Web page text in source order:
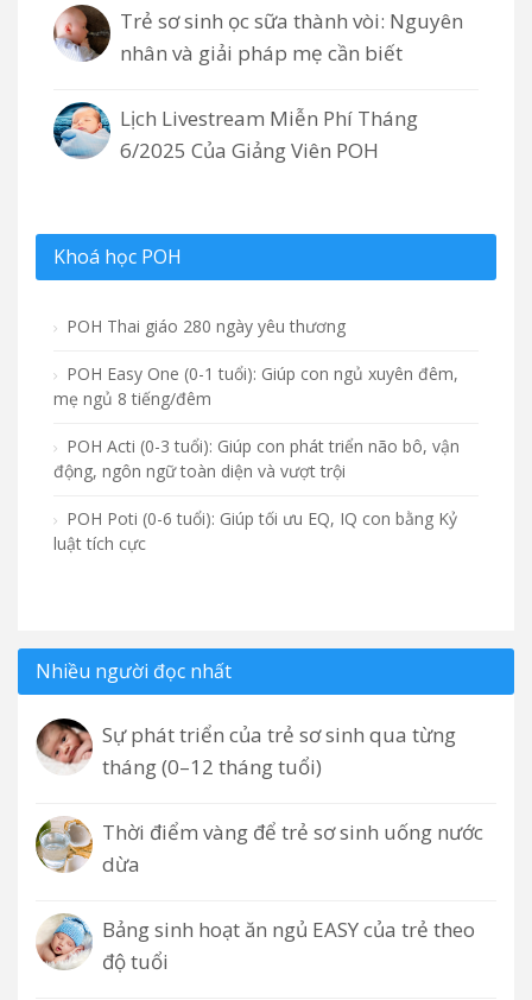
Trẻ sơ sinh ọc sữa thành vòi: Nguyên
nhân và giải pháp mẹ cần biết
Lịch Livestream Miễn Phí Tháng
6/2025 Của Giảng Viên POH
Khoá học POH
POH Thai giáo 280 ngày yêu thương
POH Easy One (0-1 tuổi): Giúp con ngủ xuyên đêm,
mẹ ngủ 8 tiếng/đêm
POH Acti (0-3 tuổi): Giúp con phát triển não bô, vận
động, ngôn ngữ toàn diện và vượt trội
POH Poti (0-6 tuổi): Giúp tối ưu EQ, IQ con bằng Kỷ
luật tích cực
Nhiều người đọc nhất
Sự phát triển của trẻ sơ sinh qua từng
tháng (0–12 tháng tuổi)
Thời điểm vàng để trẻ sơ sinh uống nước
dừa
Bảng sinh hoạt ăn ngủ EASY của trẻ theo
độ tuổi